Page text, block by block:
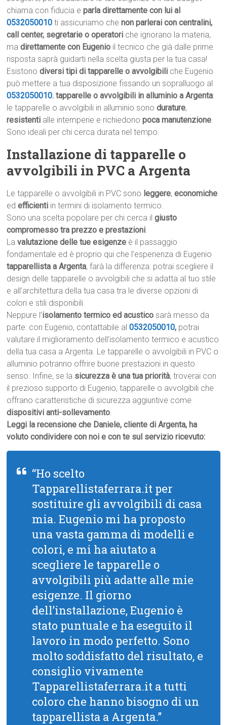
chiama con fiducia eparla direttamente con lui al
0532050010 ti assicuriamo chenon parlerai con centralini,
call center, segretarie o operatori che ignorano la materia,
madirettamente con Eugenio il tecnico che già dalle prime
risposta saprà guidarti nella scelta giusta per la tua casa!
Esistonodiversi tipi di tapparelle o avvolgibili che Eugenio
può mettere a tua disposizione fissando un sopralluogo al
0532050010. tapparelle o avvolgibili in alluminio a Argenta:
le tapparelle o avvolgibili in alluminio sonodurature,
resistenti alle intemperie e richiedonopoca manutenzione.
Sono ideali per chi cerca durata nel tempo.
Installazione di tapparelle o
avvolgibili in PVC a Argenta
Le tapparelle o avvolgibili in PVC sono leggere,economiche
edefficienti in termini di isolamento termico.
Sono una scelta popolare per chi cerca ilgiusto
compromesso tra prezzo e prestazioni.
Lavalutazione delle tue esigenze è il passaggio
fondamentale ed è proprio qui che l’esperienza di Eugenio
tapparellista a Argenta, farà la differenza: potrai scegliere il
design delle tapparelle o avvolgibili che si adatta al tuo stile
e all’architettura della tua casa tra le diverse opzioni di
colori e stili disponibili.
Neppure l’isolamento termico ed acustico sarà messo da
parte: con Eugenio, contattabile al0532050010, potrai
valutare il miglioramento dell’isolamento termico e acustico
della tua casa a Argenta. Le tapparelle o avvolgibili in PVC o
alluminio potranno offrire buone prestazioni in questo
senso. Infine, se la sicurezza è una tua priorità, troverai con
il prezioso supporto di Eugenio, tapparelle o avvolgibili che
offrano caratteristiche di sicurezza aggiuntive come
dispositivi anti-sollevamento.
Leggi la recensione che Daniele, cliente di Argenta, ha
voluto condividere con noi e con te sul servizio ricevuto:
“Ho scelto
Tapparellistaferrara.it per
sostituire gli avvolgibili di casa
mia. Eugenio mi ha proposto
una vasta gamma di modelli e
colori, e mi ha aiutato a
scegliere le tapparelle o
avvolgibili più adatte alle mie
esigenze. Il giorno
dell’installazione, Eugenio è
stato puntuale e ha eseguito il
lavoro in modo perfetto. Sono
molto soddisfatto del risultato, e
consiglio vivamente
Tapparellistaferrara.it a tutti
coloro che hanno bisogno di un
tapparellista a Argenta.”